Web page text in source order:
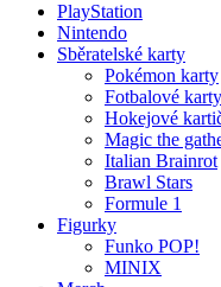
PlayStation
Nintendo
Sběratelské karty
Pokémon karty
Fotbalové karty
Hokejové
Magic the
Italian Brainrot
Brawl Stars
Formule 1
Figurky
Funko POP!
MINIX